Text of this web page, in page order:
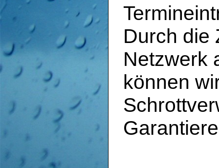
Durch die
Netzwerk
können